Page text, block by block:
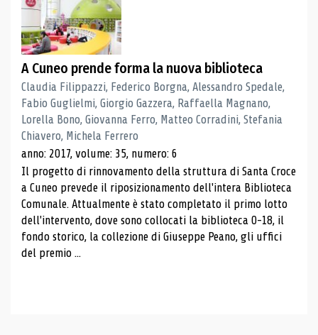
A Cuneo prende forma la nuova biblioteca
Claudia Filippazzi, Federico Borgna, Alessandro Spedale,
Fabio Guglielmi, Giorgio Gazzera, Raffaella Magnano,
Lorella Bono, Giovanna Ferro, Matteo Corradini, Stefania
Chiavero, Michela Ferrero
anno: 2017, volume: 35, numero: 6
Il progetto di rinnovamento della struttura di Santa Croce
a Cuneo prevede il riposizionamento dell'intera Biblioteca
Comunale. Attualmente è stato completato il primo lotto
dell'intervento, dove sono collocati la biblioteca 0-18, il
fondo storico, la collezione di Giuseppe Peano, gli uffici
del premio ...